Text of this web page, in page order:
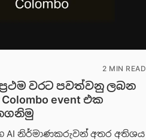
2 MIN READ
ප්‍රථම වරට පවත්වනු ලබන
Colombo event එක
AI නිර්මාණකරුවන් අතර අතිශය